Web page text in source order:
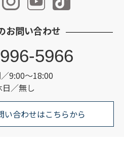
お問い合わせ
9:00～18:00
日／無し
5966
い合わせはこちらから